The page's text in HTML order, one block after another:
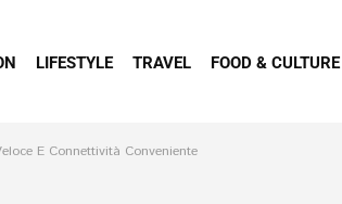
LIFESTYLE TRAVEL FOOD & CULTURE
E Connettività Conveniente